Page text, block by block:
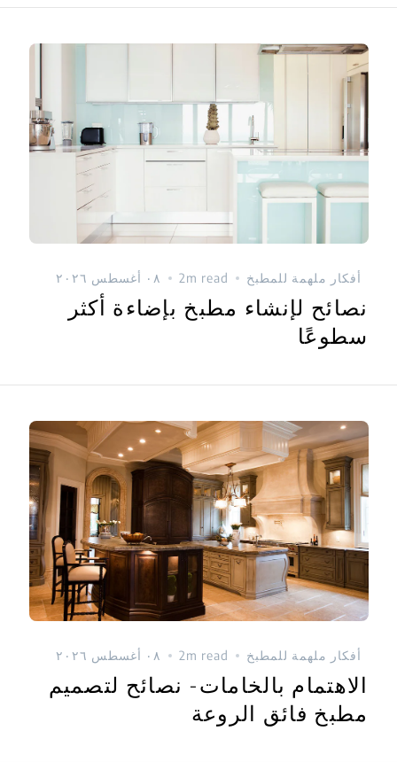
أفكار ملهمة للمطبخ 2m read ٠٨ أغسطس ٢٠٢٦
نصائح لإنشاء مطبخ بإضاءة أكثر
سطوعًا
أفكار ملهمة للمطبخ 2m read ٠٨ أغسطس ٢٠٢٦
الاهتمام بالخامات- نصائح لتصميم
مطبخ فائق الروعة